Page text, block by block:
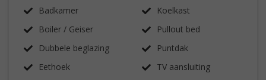
Badkamer
Boiler / Geiser
Dubbele beglazing
Eethoek
Koelkast
Pullout bed
Puntdak
TV aansluiting